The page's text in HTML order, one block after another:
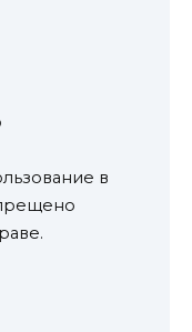
в